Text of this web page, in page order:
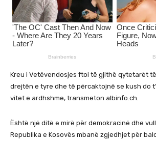
Kreu i Vetëvendosjes ftoi të gjithë qytetarët
drejtën e tyre dhe të përcaktojnë se kush do
vitet e ardhshme, transmeton albinfo.ch.
Është një ditë e mirë për demokracinë dhe
Republika e Kosovës mbanë zgjedhjet për